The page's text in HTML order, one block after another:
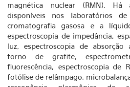
magnética nuclear (RMN). Há
disponíveis nos laboratórios
cromatografia gasosa e a
espectroscopia de impedância,
luz, espectroscopia de
forno de grafite,
fluorescência, espectroscopia de
fotólise de relâmpago,